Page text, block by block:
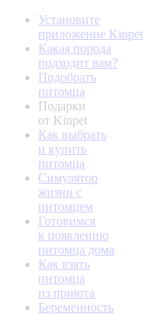
Установите
приложение Kinpet
Какая порода
подходит вам?
Подобрать
питомца
Подарки
от Kinpet
Как выбрать
и купить
питомца
Симулятор
жизни с
питомцем
Готовимся
к появлению
питомца дома
Как взять
питомца
из приюта
Беременность